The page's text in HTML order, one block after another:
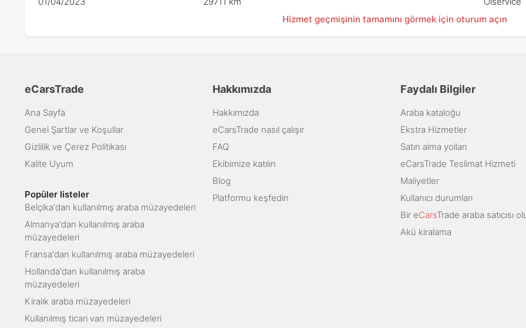
Hizmet geçmişinin tamamını görmek için oturum açın
eCarsTrade
Ana Sayfa
Genel Şartlar ve Koşullar
Gizlilik ve Çerez Politikası
Kalite Uyum
Popüler listeler
Belçika'dan kullanılmış araba müzayedeleri
Almanya'dan kullanılmış araba
müzayedeleri
Fransa'dan kullanılmış araba müzayedeleri
Hollanda'dan kullanılmış araba
müzayedeleri
Kiralık araba müzayedeleri
Kullanılmış ticari van müzayedeleri
Hakkımızda
Hakkımızda
eCarsTrade nasıl çalışır
FAQ
Ekibimize katılın
Blog
Platformu keşfedin
Faydalı Bilgiler
Araba kataloğu
Ekstra Hizmetler
Satın alma yolları
eCarsTrade Teslimat Hizmeti
Maliyetler
Kullanıcı durumları
Bir eCarsTrade araba satıcısı
Akü kiralama